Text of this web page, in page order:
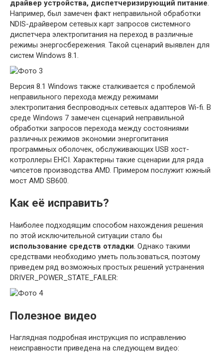
драйвер устройства, диспетчеризирующий питание.
Например, был замечен факт неправильной обработки
NDIS-драйвером сетевых карт запросов системного
диспетчера электропитания на переход в различные
режимы энергосбережения. Такой сценарий выявлен для
систем Windows 8.1.
Версия 8.1 Windows также сталкивается с проблемой
неправильного перехода между режимами
электропитания беспроводных сетевых адаптеров Wi-fi. В
среде Windows 7 замечен сценарий неправильной
обработки запросов перехода между состояниями
различных режимов экономии энергопитания
программных оболочек, обслуживающих USB хост-
котроллеры EHCI. Характерны такие сценарии для ряда
чипсетов производства AMD. Примером послужит южный
мост AMD SB600.
Как её исправить?
Наиболее подходящим способом нахождения решения
по этой исключительной ситуации стало бы
использование средств отладки. Однако такими
средствами необходимо уметь пользоваться, поэтому
приведем ряд возможных простых решений устранения
DRIVER_POWER_STATE_FAILER:
Полезное видео
Наглядная подробная инструкция по исправлению
неисправности приведена на следующем видео: